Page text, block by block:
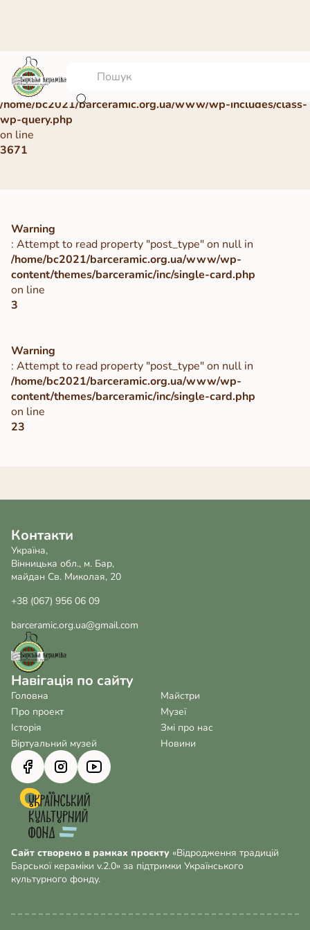
Warning
: Undefined array key 0 in
/home/bc2021/barceramic.org.ua/www/wp-includes/class-
wp-query.php
on line
3671
Warning
: Attempt to read property "post_type" on null in
/home/bc2021/barceramic.org.ua/www/wp-
content/themes/barceramic/inc/single-card.php
on line
3
Warning
: Attempt to read property "post_type" on null in
/home/bc2021/barceramic.org.ua/www/wp-
content/themes/barceramic/inc/single-card.php
on line
23
Контакти
Україна,
Вінницька обл., м. Бар,
майдан Св. Миколая, 20
+38 (067) 956 06 09
barceramic.org.ua@gmail.com
Навігація по сайту
Головна
Про проект
Історія
Віртуальний музей
Майстри
Музеї
Змі про нас
Новини
Сайт створено в рамках проєкту «Відродження традицій
Барської кераміки v.2.0» за підтримки Українського
культурного фонду.